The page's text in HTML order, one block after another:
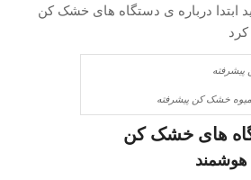
ابتدا درباره ی دستگاه های خشک کن
خشک کن پیشرفته
های خشک کن